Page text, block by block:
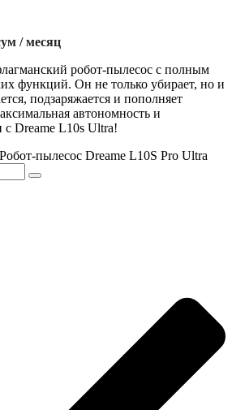
/ месяц
робот-пылесос с полным
функций. Он не только убирает, но и
подзаряжается и пополняет
автономность и
с Dreame L10s Ultra!
пылесос Dreame L10S Pro Ultra